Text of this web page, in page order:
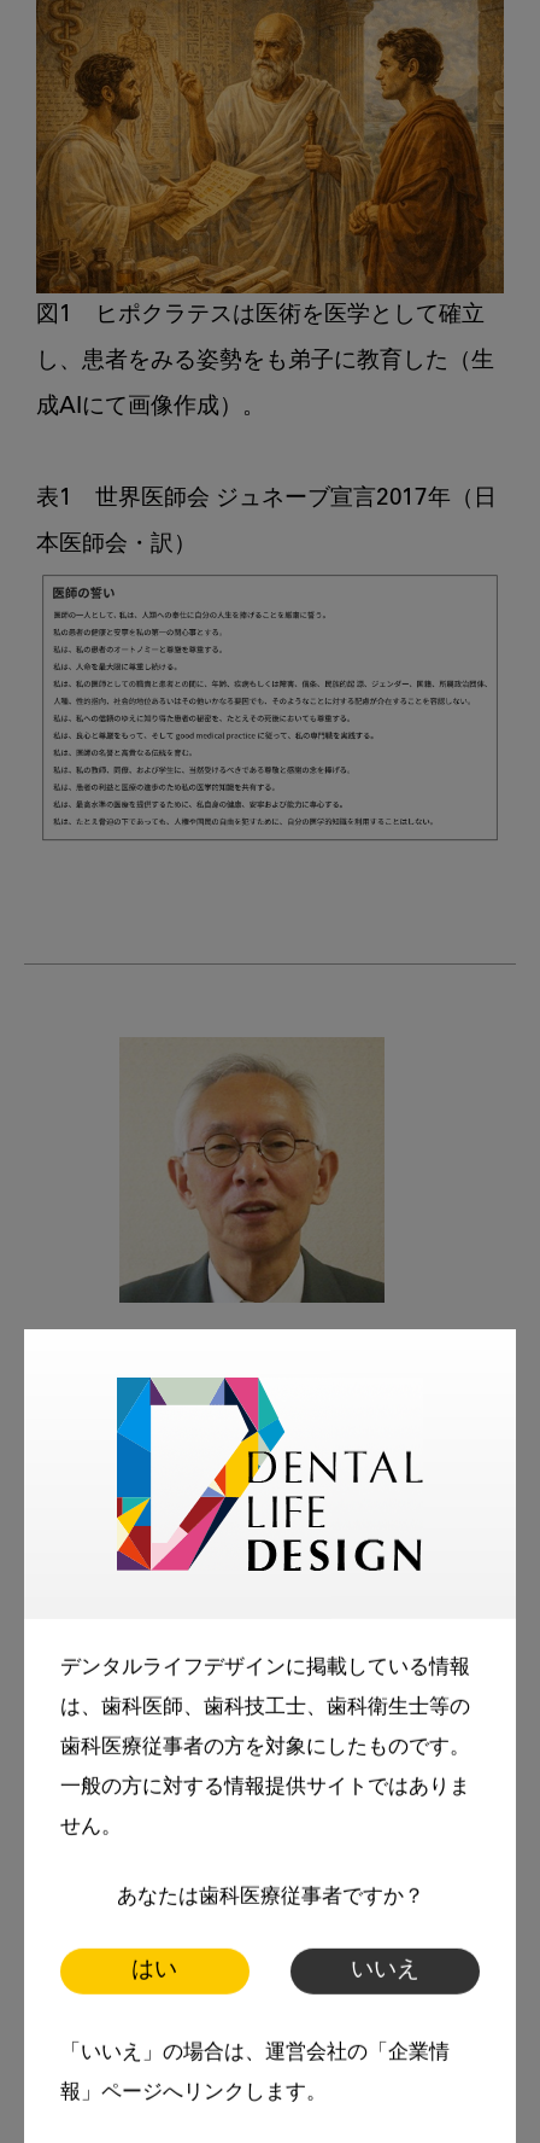
デンタルライフデザインに掲載している情報
は、歯科医師、歯科技工士、歯科衛生士等の
歯科医療従事者の方を対象にしたものです。
一般の方に対する情報提供サイトではありま
せん。
あなたは歯科医療従事者ですか？
はい いいえ
「いいえ」の場合は、運営会社の「企業情
報」ページへリンクします。
図1　ヒポクラテスは医術を医学として確立
し、患者をみる姿勢をも弟子に教育した（生
成AIにて画像作成）。
表1　世界医師会 ジュネーブ宣言2017年（日
白砂 兼光
九州大学名誉教授
1970年 大阪歯科大学卒業。大阪大学歯学部第
1981年 大阪大学歯学部附属病院講師
1982年 西ドイツビュルツブルグ大学助手
1987年 大阪大学歯学部第１口腔外科助教授
1995年 九州大学第2口腔外科教授
2000年 九州大学大学院教授
2009年～2011年 広島大学大学院特任教授（医
2009年 九州大学名誉教授